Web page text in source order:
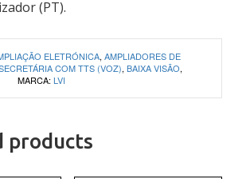
(PT).
ELETRÓNICA, AMPLIADORES DE
COM TTS (VOZ), BAIXA VISÃO,
MARCA: LVI
products